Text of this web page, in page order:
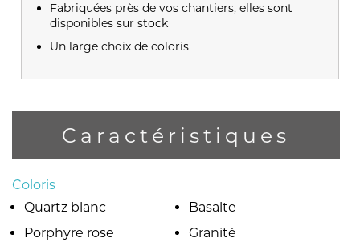
Fabriquées près de vos chantiers, elles sont
disponibles sur stock
Un large choix de coloris
Caractéristiques
Coloris
Quartz blanc
Porphyre rose
Basalte
Granité